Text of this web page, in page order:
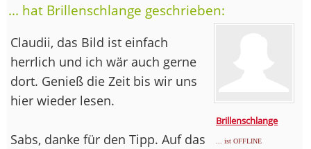
... hat Brillenschlange geschrieben:
Brillenschlange
... ist OFFLINE
Claudii, das Bild ist einfach
herrlich und ich wär auch gerne
dort. Genieß die Zeit bis wir uns
hier wieder lesen.
Sabs, danke für den Tipp. Auf das